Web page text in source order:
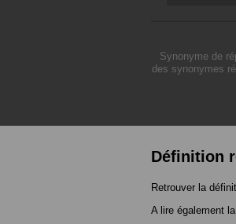
Synonyme de
des synonymes
Définition
Retrouver la
A lire également